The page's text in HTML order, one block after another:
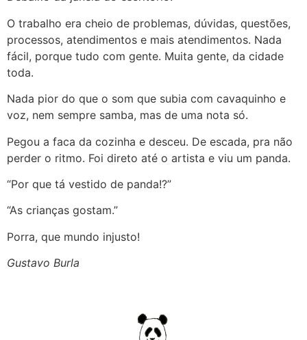
O trabalho era cheio de problemas, dúvidas, questões,
processos, atendimentos e mais atendimentos. Nada
fácil, porque tudo com gente. Muita gente, da cidade
toda.
Nada pior do que o som que subia com cavaquinho e
voz, nem sempre samba, mas de uma nota só.
Pegou a faca da cozinha e desceu. De escada, pra não
perder o ritmo. Foi direto até o artista e viu um panda.
“Por que tá vestido de panda!?”
“As crianças gostam.”
Porra, que mundo injusto!
Gustavo Burla